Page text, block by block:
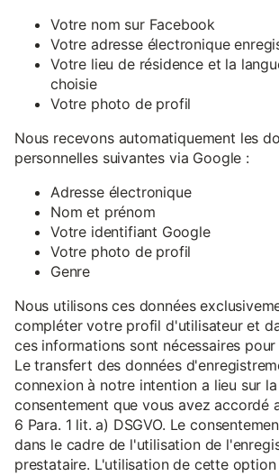
Votre nom sur Facebook
Votre adresse électronique
Votre lieu de résidence et la
choisie
Votre photo de profil
Nous recevons automatiquement les
personnelles suivantes via Google :
Adresse électronique
Nom et prénom
Votre identifiant Google
Votre photo de profil
Genre
Nous utilisons ces données
compléter votre profil d'utilisateur et
ces informations sont nécessaires
Le transfert des données
connexion à notre intention a lieu sur
consentement que vous avez accordé
6 Para. 1 lit. a) DSGVO. Le
dans le cadre de l'utilisation de
prestataire. L'utilisation de cette option